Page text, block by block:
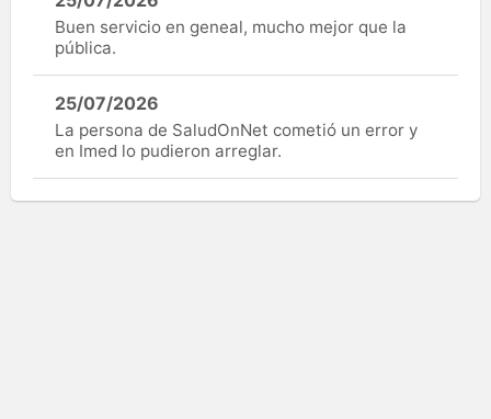
Buen servicio en geneal, mucho mejor que la
pública.
25/07/2026
La persona de SaludOnNet cometió un error y
en Imed lo pudieron arreglar.